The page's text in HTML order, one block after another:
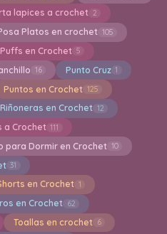
lapices a crochet 2
Platos en crochet 105
Puffs en Crochet 5
16 Punto Cruz 1
Puntos en Crochet 125
Riñoneras en Crochet 12
a Crochet 111
para Dormir en Crochet 10
31
en Crochet 1
en Crochet 62
Toallas en crochet 6